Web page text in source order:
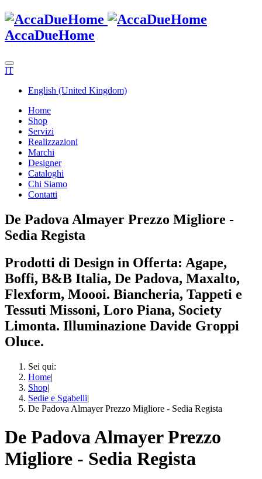
AccaDueHome
IT
English (United Kingdom)
Home
Shop
Servizi
Realizzazioni
Marchi
Designer
Cataloghi
Chi Siamo
Contatti
De Padova Almayer Prezzo Migliore -
Sedia Regista
Prodotti di Design in Offerta: Agape,
Boffi, B&B Italia, De Padova, Maxalto,
Flexform, Moooi. Biancheria, Tappeti e
Tessuti Missoni, Loro Piana, Society
Limonta. Illuminazione Davide Groppi
Oluce.
Sei qui:
Home|
Shop|
Sedie e Sgabelli|
De Padova Almayer Prezzo Migliore - Sedia Regista
De Padova Almayer Prezzo
Migliore - Sedia Regista